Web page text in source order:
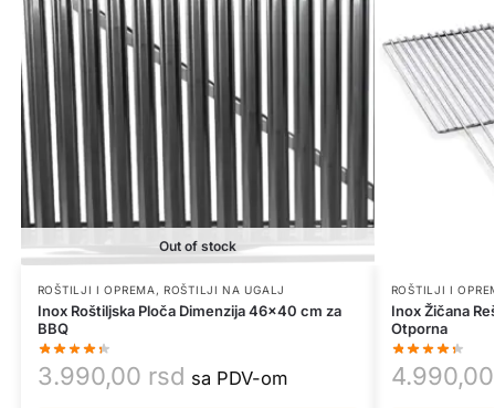
Out of stock
ROŠTILJI I OPREMA ,ROŠTILJI NA UGALJ
Inox Roštiljska Ploča Dimenzija 46×40 cm za
BBQ
3.990,00 rsd sa PDV-om
ROŠTILJI I
Inox Žičana
Otporna